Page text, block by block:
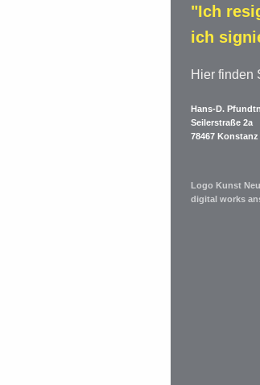
"Ich
ich
Hier finden
Hans-D.
Seilerstraße 2a
78467 Konstanz
Logo Kunst
digital works